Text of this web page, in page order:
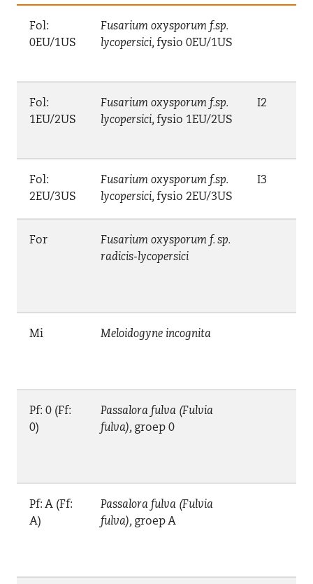
Fol:
0EU/1US
Fusarium oxysporum f.sp.
lycopersici,fysio 0EU/1US
Fol:
1EU/2US
Fusarium oxysporum f.sp.
lycopersici,fysio 1EU/2US
I2
Fol:
2EU/3US
Fusarium oxysporum f.sp.
lycopersici,fysio 2EU/3US
I3
For
Fusarium oxysporum f. sp.
radicis-lycopersici
Mi Meloidogyne incognita
Pf: 0 (Ff:
0)
Passalora fulva (Fulvia
fulva), groep 0
Pf: A (Ff:
A)
Passalora fulva (Fulvia
fulva), groep A